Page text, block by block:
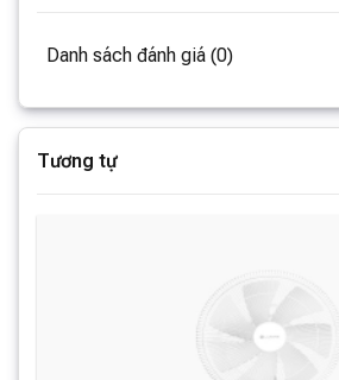
gói
413*327*656mm
Danh sách đánh giá (0)
Tương tự